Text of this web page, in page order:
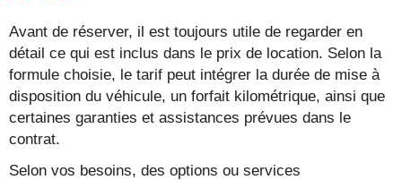
Avant de réserver, il est toujours utile de regarder en
détail ce qui est inclus dans le prix de location. Selon la
formule choisie, le tarif peut intégrer la durée de mise à
disposition du véhicule, un forfait kilométrique, ainsi que
certaines garanties et assistances prévues dans le
contrat.
Selon vos besoins, des options ou services